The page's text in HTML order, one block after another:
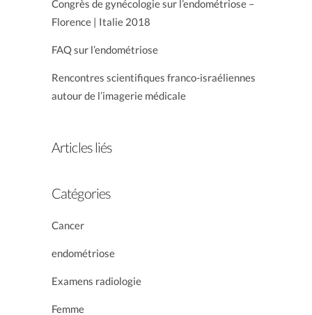
Congrès de gynécologie sur l’endométriose –
Florence | Italie 2018
FAQ sur l’endométriose
Rencontres scientifiques franco-israéliennes
autour de l’imagerie médicale
Articles liés
Catégories
Cancer
endométriose
Examens radiologie
Femme